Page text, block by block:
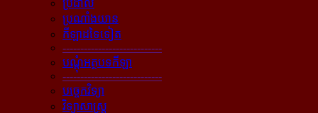
ប្រដាល់
ប្រណាំងយាន
កីឡាដទៃទៀត
----------------------------
បណ្ដុំអត្ថបទកីឡា
----------------------------
បច្ចេកវិទ្យា
វិទ្យាសាស្ត្រ